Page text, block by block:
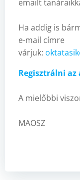
emailt
Ha addig is
e-mail címre
várjuk:
Regisztrálni
A mielőbbi
MAOSZ